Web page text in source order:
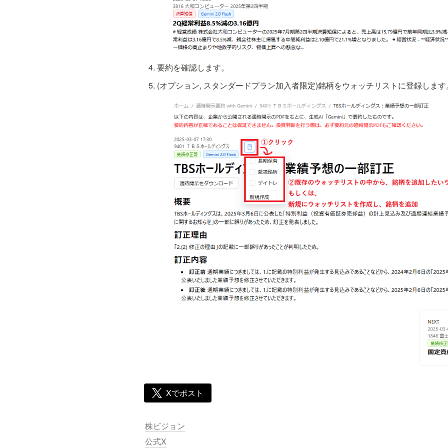
要約を確認します。
(オプション, スタンダードプラン加入者限定)銘柄をウォッチリストに登録します
Xでポスト
株ビジョン
公式X